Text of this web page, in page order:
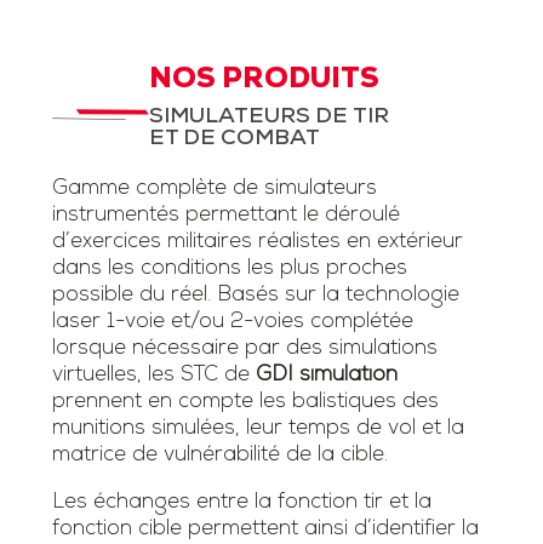
NOS PRODUITS
SIMULATEURS DE TIR
ET DE COMBAT
Gamme complète de simulateurs
instrumentés permettant le déroulé
d’exercices militaires réalistes en extérieur
dans les conditions les plus proches
possible du réel. Basés sur la technologie
laser 1-voie et/ou 2-voies complétée
lorsque nécessaire par des simulations
virtuelles, les STC de GDI simulation
prennent en compte les balistiques des
munitions simulées, leur temps de vol et la
matrice de vulnérabilité de la cible.
Les échanges entre la fonction tir et la
fonction cible permettent ainsi d’identifier la